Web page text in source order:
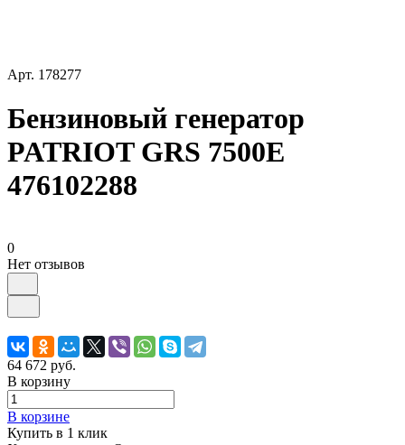
Арт. 178277
Бензиновый генератор
PATRIOT GRS 7500E
476102288
0
Нет отзывов
64 672 руб.
В корзину
В корзине
Купить в 1 клик